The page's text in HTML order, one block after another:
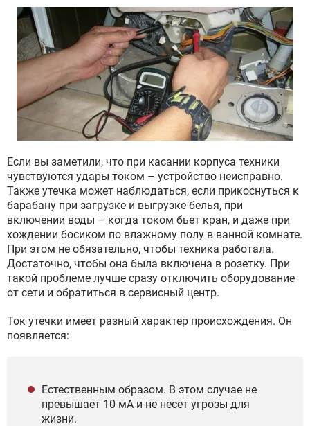
Если вы заметили, что при касании корпуса техники
чувствуются удары током – устройство неисправно.
Также утечка может наблюдаться, если прикоснуться к
барабану при загрузке и выгрузке белья, при
включении воды – когда током бьет кран, и даже при
хождении босиком по влажному полу в ванной комнате.
При этом не обязательно, чтобы техника работала.
Достаточно, чтобы она была включена в розетку. При
такой проблеме лучше сразу отключить оборудование
от сети и обратиться в сервисный центр.
Ток утечки имеет разный характер происхождения. Он
появляется:
Естественным образом. В этом случае не
превышает 10 мА и не несет угрозы для
жизни.